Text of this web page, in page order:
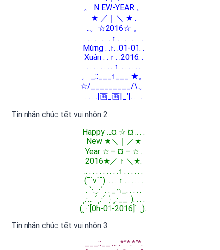
。 N EW-YEAR 。
★ ／｜＼ ★ .
..。☆2016☆ 。
. . . . . . . . ↑ . . . . . . . .
Mừng . .↑. .01-01. .
Xuân . . ↑ . .2016. .
. . . . . . . . ↑. . . . . . .
。 _::___↑___ ★。
☆/_________/\.。
. . . .|画_画|_’|. . . .
Tin nhắn chúc tết vui nhộn 2
Happy …¤ ☆ ¤ .. . .
New ★＼｜／★
Year ☆ – ¤ – ☆ .
2016★／ ↑ ＼★.
.. . . . . . . . . .↑ . . . . . .
(¯`v´¯). . . . ↑ . . . . . .
. `·.¸.·´ . . _∩_. . . . .
¸.·… ´¸.·´¨) ¸.·__¨). . . .
(¸.·´[0h-01-2016]`·.¸)..​
Tin nhắn chúc tết vui nhộn 3
___::__ … .*”*.*”*.